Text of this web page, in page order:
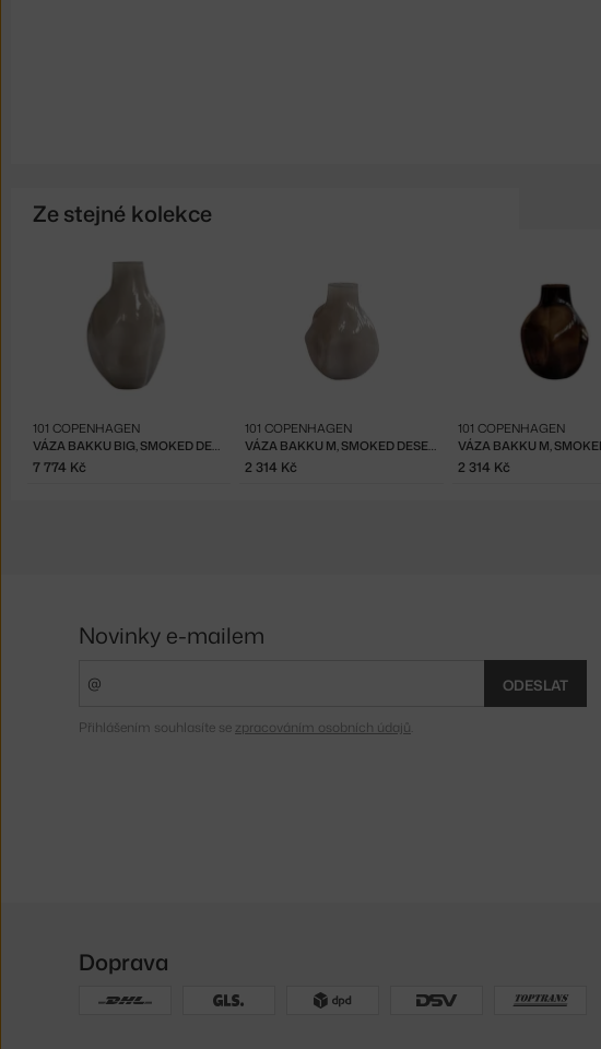
Ze stejné kolekce
VÁZA BAKKU BIG, SMOKED DESERT
101 COPENHAGEN
7 774 Kč
VÁZA BAKKU M, SMOKED DESERT
101 COPENHAGEN
2 314 Kč
101 COPENHAGEN
2 314 Kč
Novinky e-mailem
ODESLAT
Přihlášením souhlasíte se zpracováním osobních údajů
Doprava